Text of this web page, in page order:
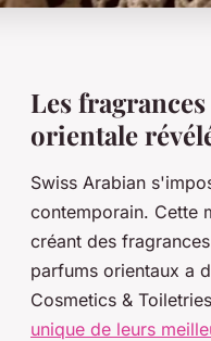
Les
orientale
Swiss Arabian
contemporain. Cette
créant des
parfums orientaux a
Cosmetics &
unique de leurs